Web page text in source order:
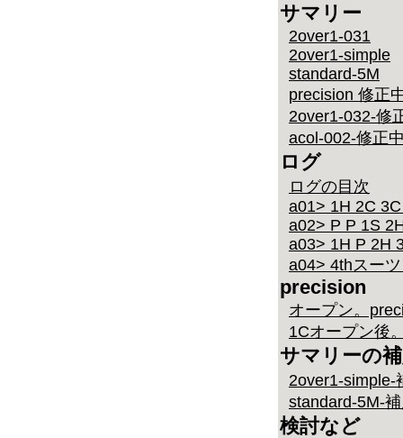
サマリー
2over1-031
2over1-simple
standard-5M
precision 修正
2over1-032-修
acol-002-修正
ログ
ログの目次
a01> 1H 2C
a02> P P 1S
a03> 1H P 2H
a04> 4thスー
precision
オープン。
1Cオープン後
サマリーの
2over1-simple-
standard-5M-
検討など